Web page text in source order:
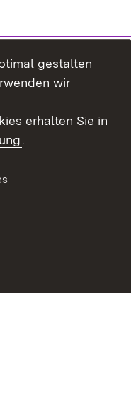
zur
gestalten
wir
erhalten Sie in
.